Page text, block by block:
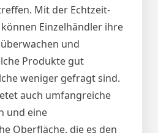
Mit der Echtzeit-
Einzelhändler ihre
und
Produkte gut
weniger gefragt sind.
auch umfangreiche
und eine
Oberfläche, die es den